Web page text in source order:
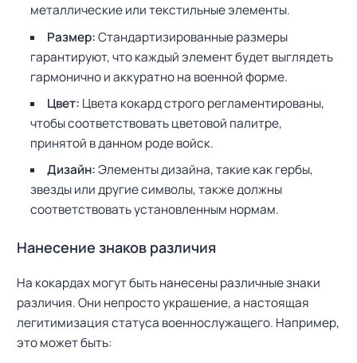
металлические или текстильные элементы.
Размер:Стандартизированные размеры
гарантируют, что каждый элемент будет выглядеть
гармонично и аккуратно на военной форме.
Цвет: Цвета кокард строго регламентированы,
чтобы соответствовать цветовой палитре,
принятой в данном роде войск.
Дизайн:Элементы дизайна, такие как гербы,
звезды или другие символы, также должны
соответствовать установленным нормам.
Нанесение знаков различия
На кокардах могут быть нанесены различные знаки
различия. Они непросто украшение, а настоящая
легитимизация статуса военнослужащего. Например,
это может быть: